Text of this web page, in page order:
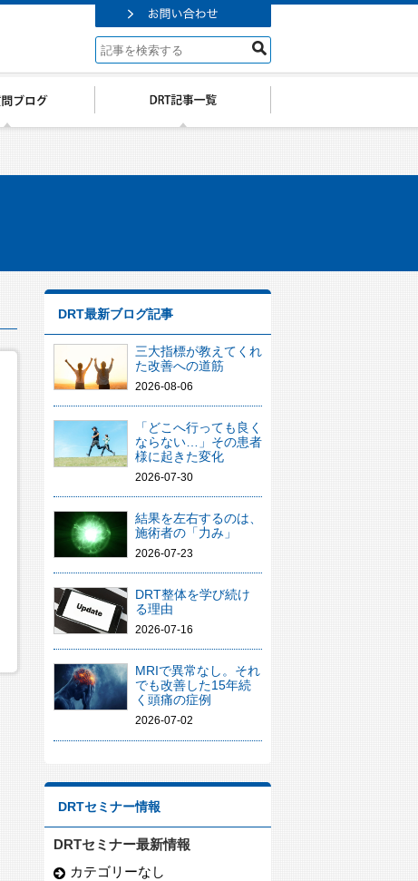
DRT最新ブログ記事
三大指標が教えてくれ
た改善への道筋
2026-08-06
「どこへ行っても良く
ならない…」その患者
様に起きた変化
2026-07-30
結果を左右するのは、
施術者の「力み」
2026-07-23
DRT整体を学び続け
る理由
2026-07-16
MRIで異常なし。それ
でも改善した15年続
く頭痛の症例
2026-07-02
DRTセミナー情報
DRTセミナー最新情報
カテゴリーなし